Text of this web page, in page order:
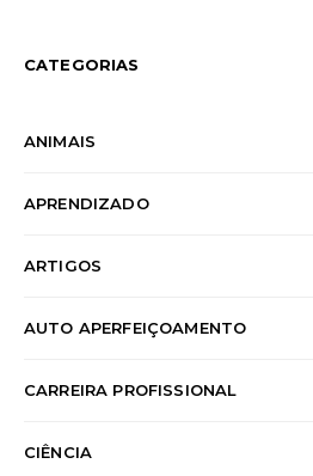
CATEGORIAS
ANIMAIS
APRENDIZADO
ARTIGOS
AUTO APERFEIÇOAMENTO
CARREIRA PROFISSIONAL
CIÊNCIA